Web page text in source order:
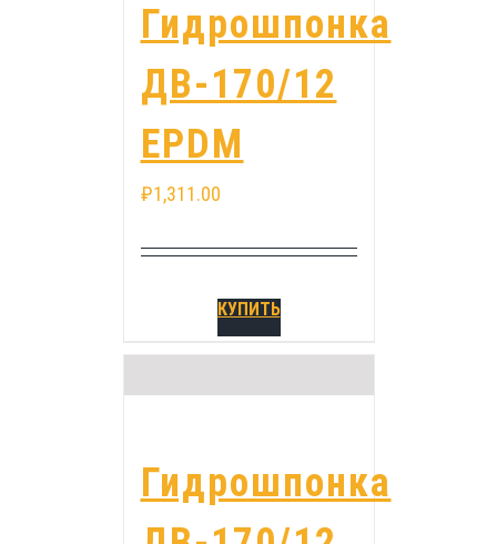
Гидрошпонка
ДВ-170/12
EPDM
₽1,311.00
КУПИТЬ
Гидрошпонка